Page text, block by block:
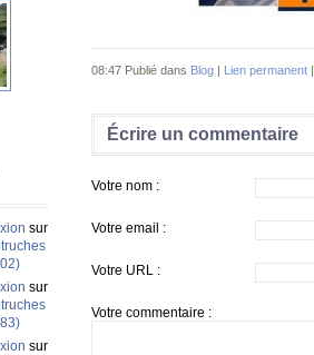
sur
sur
sur
08:47 Publié dans Blog | Lien permanent
Écrire un commentaire
Votre nom :
Votre email :
Votre URL :
Votre commentaire :